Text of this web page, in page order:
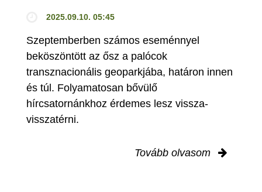
2025.09.10. 05:45
Szeptemberben számos eseménnyel
beköszöntött az ősz a palócok
transznacionális geoparkjába, határon innen
és túl. Folyamatosan bővülő
hírcsatornánkhoz érdemes lesz vissza-
visszatérni.
Tovább olvasom